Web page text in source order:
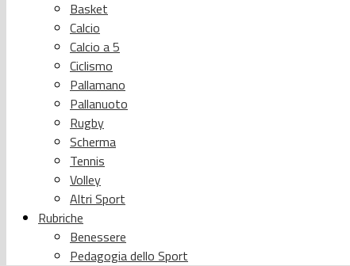
Basket
Calcio
Calcio a 5
Ciclismo
Pallamano
Pallanuoto
Rugby
Scherma
Tennis
Volley
Altri Sport
Rubriche
Benessere
Pedagogia dello Sport